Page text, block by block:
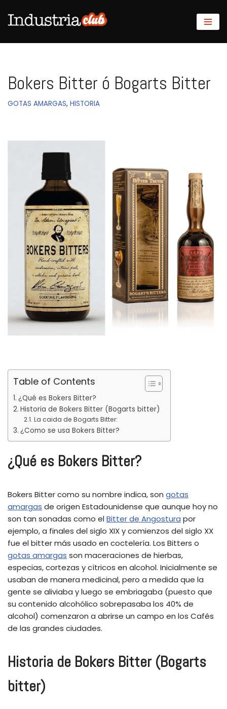
Saltar
Bokers Bitter ó Bogarts Bitter
GOTAS AMARGAS, HISTORIA
Table of Contents
¿Qué es Bokers Bitter?
Historia de Bokers Bitter (Bogarts bitter)
La caida de Bogarts Bitter:
¿Como se usa Bokers Bitter?
¿Qué es Bokers Bitter?
Bokers Bitter como su nombre indica, son gotas
amargas de origen Estadounidense que aunque hoy no
son tan sonadas como elBitter de Angostura por
ejemplo, a finales del siglo XIX y comienzos del siglo XX
fue el bitter más usado en coctelería. Los Bitters o
gotas amargas son maceraciones de hierbas,
especias, cortezas y cítricos en alcohol. Inicialmente se
usaban de manera medicinal, pero a medida que la
gente se aliviaba y luego se embriagaba (puesto que
su contenido alcohólico sobrepasaba los 40% de
alcohol) comenzaron a abrirse un campo en los Cafés
de las grandes ciudades.
Historia de Bokers Bitter (Bogarts
bitter)